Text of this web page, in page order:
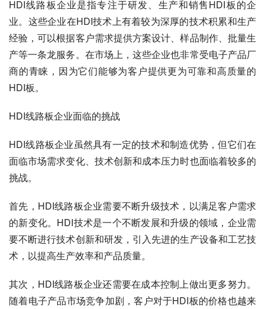
HDI线路板企业是指专注于研发、生产和销售HDI板的企
业。这些企业在HDI技术上有着较为深厚的技术积累和生产
经验，可以根据客户需求提供方案设计、样品制作、批量生
产等一条龙服务。在市场上，这些企业也非常受电子产品厂
商的青睐，因为它们能够为客户提供更为可靠和高质量的
HDI板。
HDI线路板企业面临的挑战
HDI线路板企业虽然具有一定的技术和制造优势，但它们在
面临市场需求变化、技术创新和成本压力时也面临着较多的
挑战。
首先，HDI线路板企业需要不断升级技术，以满足客户需求
的新变化。HDI技术是一个不断发展和升级的领域，企业需
要不断进行技术创新和研发，引入先进的生产设备和工艺技
术，以提高生产效率和产品质量。
其次，HDI线路板企业还需要在成本控制上做出更多努力。
随着电子产品市场竞争加剧，客户对于HDI板的价格也越来